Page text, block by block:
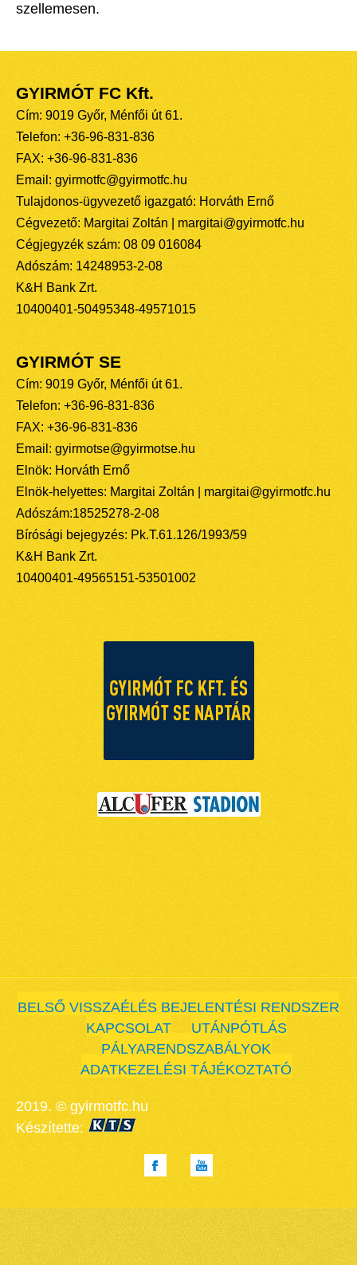
szellemesen.
GYIRMÓT FC Kft.
Cím: 9019 Győr, Ménfői út 61.
Telefon: +36-96-831-836
FAX: +36-96-831-836
Email: gyirmotfc@gyirmotfc.hu
Tulajdonos-ügyvezető igazgató: Horváth Ernő
Cégvezető: Margitai Zoltán | margitai@gyirmotfc.hu
Cégjegyzék szám: 08 09 016084
Adószám: 14248953-2-08
K&H Bank Zrt.
10400401-50495348-49571015
GYIRMÓT SE
Cím: 9019 Győr, Ménfői út 61.
Telefon: +36-96-831-836
FAX: +36-96-831-836
Email: gyirmotse@gyirmotse.hu
Elnök: Horváth Ernő
Elnök-helyettes: Margitai Zoltán | margitai@gyirmotfc.hu
Adószám:18525278-2-08
Bírósági bejegyzés: Pk.T.61.126/1993/59
K&H Bank Zrt.
10400401-49565151-53501002
BELSŐ VISSZAÉLÉS BEJELENTÉSI RENDSZER
KAPCSOLAT
UTÁNPÓTLÁS
PÁLYARENDSZABÁLYOK
ADATKEZELÉSI TÁJÉKOZTATÓ
2019. © gyirmotfc.hu
Készítette: